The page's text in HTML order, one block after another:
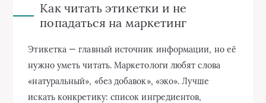
Как читать этикетки и не
попадаться на маркетинг
Этикетка — главный источник информации, но её
нужно уметь читать. Маркетологи любят слова
«натуральный», «без добавок», «эко». Лучше
искать конкретику: список ингредиентов,